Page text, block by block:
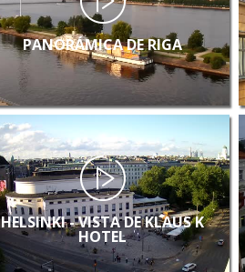
PANORÁMICA DE RIGA
HELSINKI - VISTA DE KLAUS K
HOTEL